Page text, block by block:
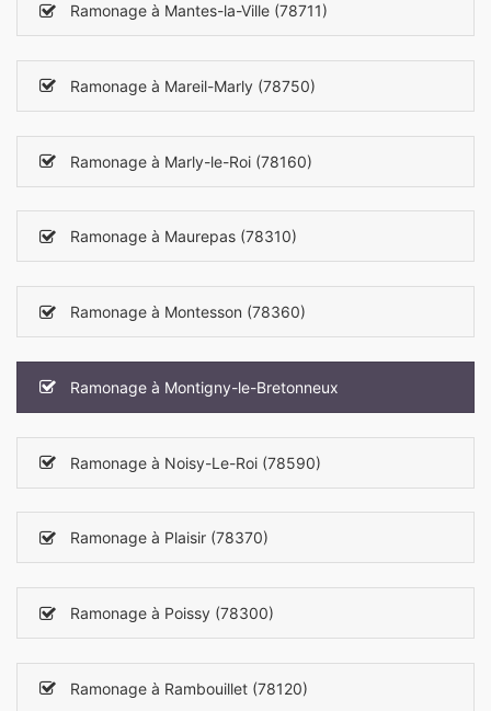
Ramonage à Mantes-la-Ville (78711)
Ramonage à Mareil-Marly (78750)
Ramonage à Marly-le-Roi (78160)
Ramonage à Maurepas (78310)
Ramonage à Montesson (78360)
Ramonage à Montigny-le-Bretonneux
Ramonage à Noisy-Le-Roi (78590)
Ramonage à Plaisir (78370)
Ramonage à Poissy (78300)
Ramonage à Rambouillet (78120)